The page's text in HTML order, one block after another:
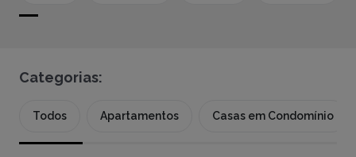
Categorias:
Todos Apartamentos Casas em Condomínio